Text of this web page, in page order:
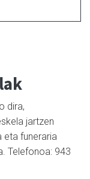
dira,
jartzen
eta funeraria
Telefonoa: 943